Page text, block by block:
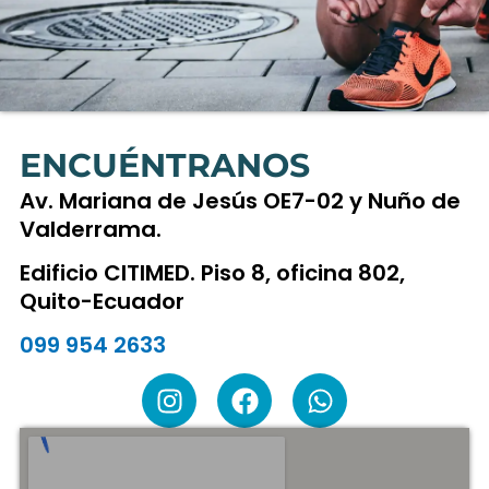
ENCUÉNTRANOS
Av. Mariana de Jesús OE7-02 y Nuño de
Valderrama.
Edificio CITIMED. Piso 8, oficina 802,
Quito-Ecuador
099 954 2633
I
n
s
F
a
c
W
h